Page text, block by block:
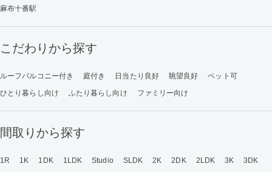
麻布十番駅
こだわりから探す
ルーフバルコニー付き 庭付き 日当たり良好 眺望良好
ペット可
ひとり暮らし向け
ふたり暮らし向け ファミリー向け
間取りから探す
1R 1K 1DK 1LDK Studio SLDK 2K 2DK 2LDK 3K
3DK